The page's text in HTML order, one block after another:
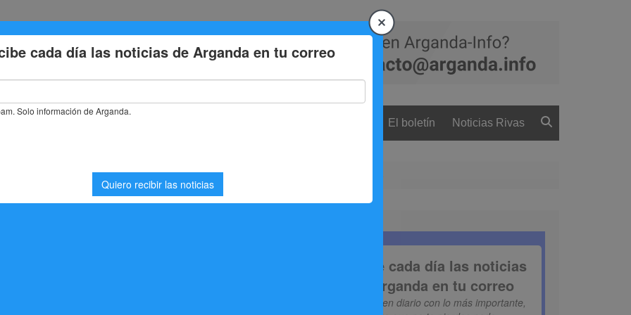
El boletín Noticias Rivas
de Arganda: toda la actualidad deportiva del fin de semana del 14 al 16 de noviembre
toda la actualidad
del 14 al 16 de